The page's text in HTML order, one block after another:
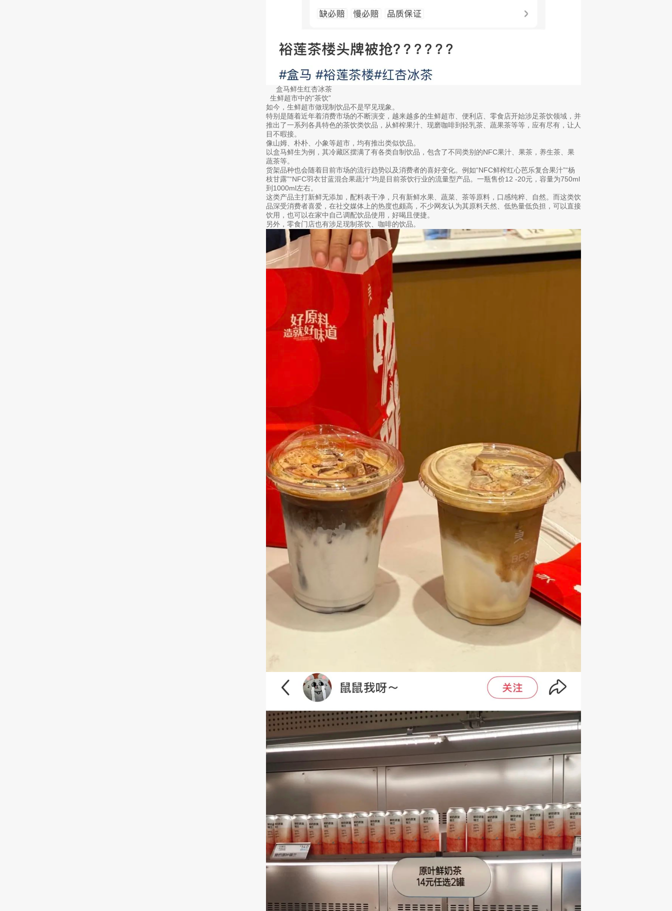
盒马鲜生红杏冰茶
生鲜超市中的“茶饮”
如今，生鲜超市做现制饮品不是罕见现象。
特别是随着近年着消费市场的不断演变，越来越多的生鲜超市、便利店、零食店开始涉足茶饮领域，并
推出了一系列各具特色的茶饮类饮品，从鲜榨果汁、现磨咖啡到轻乳茶、蔬果茶等等，应有尽有，让人
目不暇接。
像山姆、朴朴、小象等超市，均有推出类似饮品。
以盒马鲜生为例，其冷藏区摆满了有各类自制饮品，包含了不同类别的NFC果汁、果茶，养生茶、果
蔬茶等。
货架品种也会随着目前市场的流行趋势以及消费者的喜好变化。例如“NFC鲜榨红心芭乐复合果汁”“杨
枝甘露”“NFC羽衣甘蓝混合果蔬汁”均是目前茶饮行业的流量型产品。一瓶售价12 -20元，容量为750ml
到1000ml左右。
这类产品主打新鲜无添加，配料表干净，只有新鲜水果、蔬菜、茶等原料，口感纯粹、自然。而这类饮
品深受消费者喜爱，在社交媒体上的热度也颇高，不少网友认为其原料天然、低热量低负担，可以直接
饮用，也可以在家中自己调配饮品使用，好喝且便捷。
另外，零食门店也有涉足现制茶饮、咖啡的饮品。